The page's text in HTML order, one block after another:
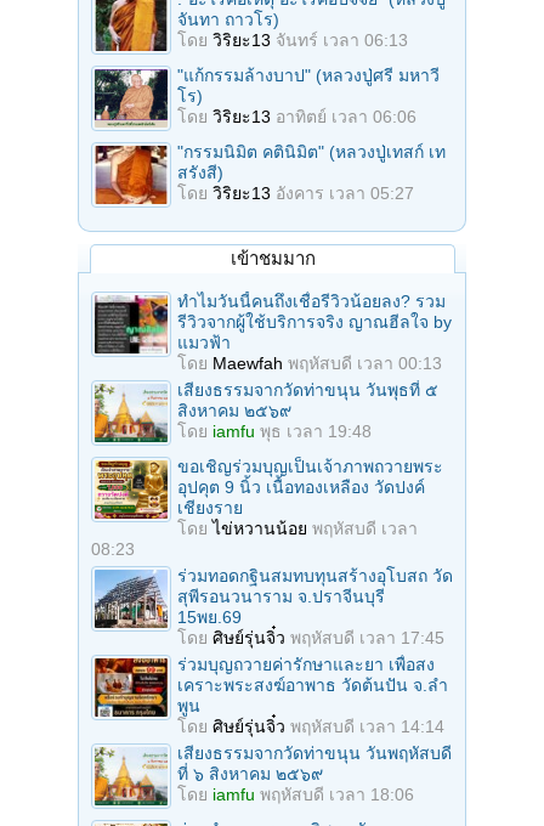
จันทา ถาวโร)
โดย วิริยะ13 จันทร์ เวลา 06:13
"แก้กรรมล้างบาป" (หลวงปู่ศรี มหาวี
โร)
โดย วิริยะ13 อาทิตย์ เวลา 06:06
"กรรมนิมิต คตินิมิต" (หลวงปู่เทสก์ เท
สรังสี)
โดย วิริยะ13 อังคาร เวลา 05:27
เข้าชมมาก
ทำไมวันนี้คนถึงเชื่อรีวิวน้อยลง? รวม
รีวิวจากผู้ใช้บริการจริง ญาณฮีลใจ by
แมวฟ้า
โดย Maewfah พฤหัสบดี เวลา 00:13
เสียงธรรมจากวัดท่าขนุน วันพุธที่ ๕
สิงหาคม ๒๕๖๙
โดย iamfu พุธ เวลา 19:48
ขอเชิญร่วมบุญเป็นเจ้าภาพถวายพระ
อุปคุต 9 นิ้ว เนื้อทองเหลือง วัดปงค์
เชียงราย
โดยไข่หวานน้อย พฤหัสบดี เวลา
08:23
ร่วมทอดกฐินสมทบทุนสร้างอุโบสถ วัด
สุพีรอนวนาราม จ.ปราจีนบุรี
15พย.69
โดย ศิษย์รุ่นจิ๋ว พฤหัสบดี เวลา 17:45
ร่วมบุญถวายค่ารักษาและยา เพื่อสง
เคราะพระสงฆ์อาพาธ วัดต้นปัน จ.ลํา
พูน
โดย ศิษย์รุ่นจิ๋ว พฤหัสบดี เวลา 14:14
เสียงธรรมจากวัดท่าขนุน วันพฤหัสบดี
ที่ ๖ สิงหาคม ๒๕๖๙
โดย iamfu พฤหัสบดี เวลา 18:06